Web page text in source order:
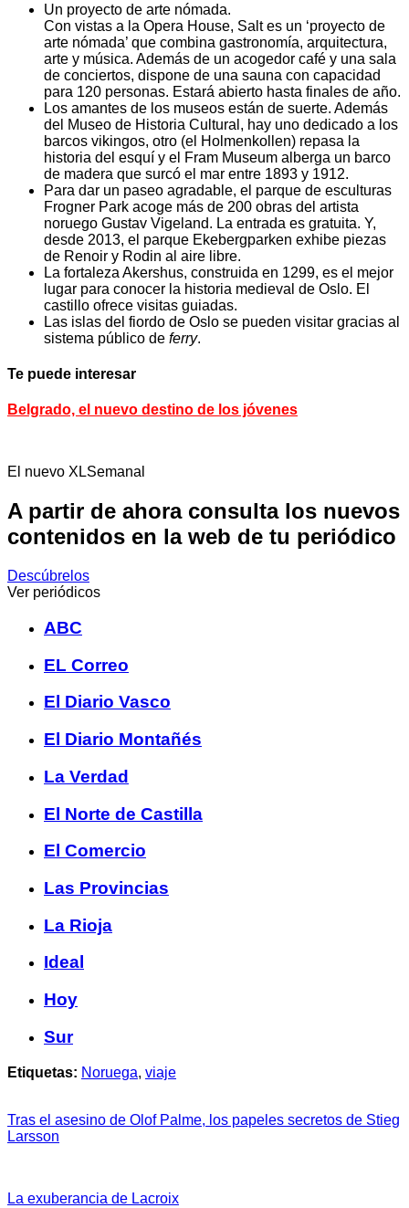
Un proyecto de arte nómada.
Con vistas a la Opera House, Salt es un ‘proyecto de
arte nómada’ que combina gastronomía, arquitectura,
arte y música. Además de un acogedor café y una sala
de conciertos, dispone de una sauna con capacidad
para 120 personas. Estará abierto hasta finales de año.
Los amantes de los museos están de suerte. Además
del Museo de Historia Cultural, hay uno dedicado a los
barcos vikingos, otro (el Holmenkollen) repasa la
historia del esquí y el Fram Museum alberga un barco
de madera que surcó el mar entre 1893 y 1912.
Para dar un paseo agradable, el parque de esculturas
Frogner Park acoge más de 200 obras del artista
noruego Gustav Vigeland. La entrada es gratuita. Y,
desde 2013, el parque Ekebergparken exhibe piezas
de Renoir y Rodin al aire libre.
La fortaleza Akershus, construida en 1299, es el mejor
lugar para conocer la historia medieval de Oslo. El
castillo ofrece visitas guiadas.
Las islas del fiordo de Oslo se pueden visitar gracias al
sistema público de ferry.
Te puede interesar
Belgrado, el nuevo destino de los jóvenes
El nuevo XLSemanal
A partir de ahora consulta los nuevos
contenidos en la web de tu periódico
Descúbrelos
Ver periódicos
ABC
EL Correo
El Diario Vasco
El Diario Montañés
La Verdad
El Norte de Castilla
El Comercio
Las Provincias
La Rioja
Ideal
Hoy
Sur
Etiquetas: Noruega, viaje
Tras el asesino de Olof Palme, los papeles secretos de Stieg
Larsson
La exuberancia de Lacroix